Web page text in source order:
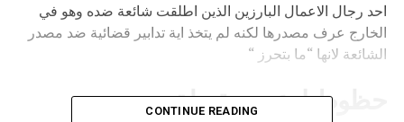
احد رجال الاعمال البارزين الذين اطلقت شائعة ضده وهو في
الخارج عرف مصدرها لكنه لم يتخذ اية تدابير قضائية ضد مصدر
الشائعة لانها “ما بتحرز “
حظوظ ازعور مقبولة
CONTINUE READING